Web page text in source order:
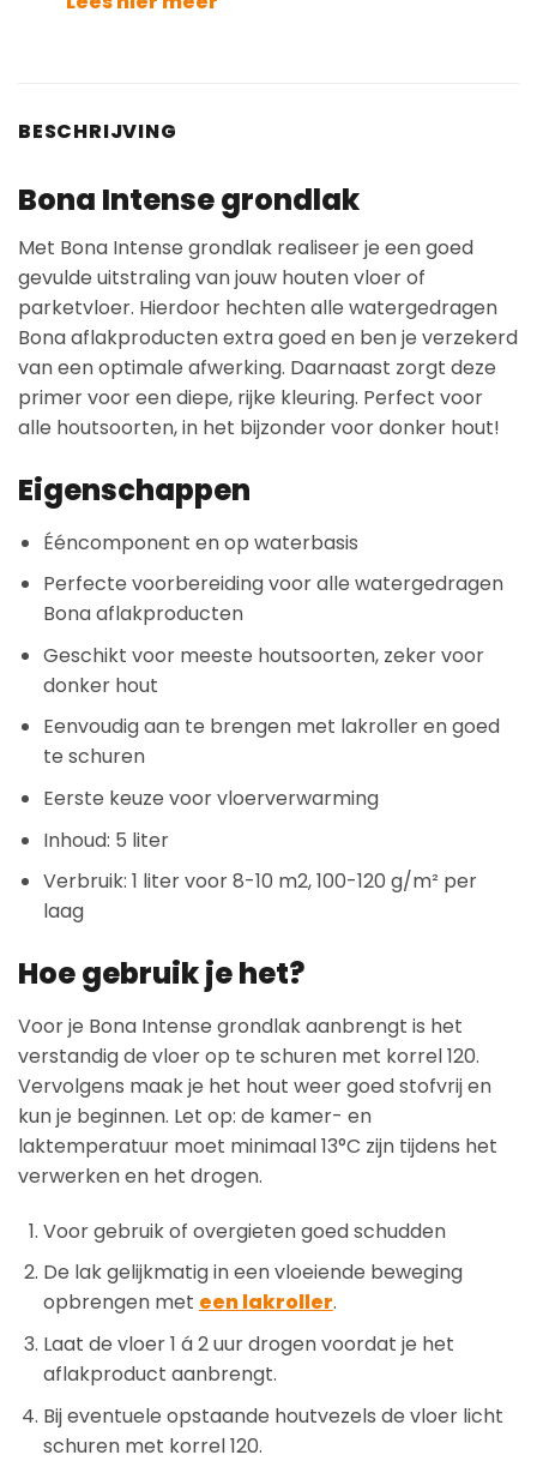
BESCHRIJVING
Bona Intense grondlak
Met Bona Intense grondlak realiseer je een goed
gevulde uitstraling van jouw houten vloer of
parketvloer. Hierdoor hechten alle watergedragen
Bona aflakproducten extra goed en ben je verzekerd
van een optimale afwerking. Daarnaast zorgt deze
primer voor een diepe, rijke kleuring. Perfect voor
alle houtsoorten, in het bijzonder voor donker hout!
Eigenschappen
Ééncomponent en op waterbasis
Perfecte voorbereiding voor alle watergedragen
Bona aflakproducten
Geschikt voor meeste houtsoorten, zeker voor
donker hout
Eenvoudig aan te brengen met lakroller en goed
te schuren
Eerste keuze voor vloerverwarming
Inhoud: 5 liter
Verbruik: 1 liter voor 8-10 m2, 100-120 g/m² per
laag
Hoe gebruik je het?
Voor je Bona Intense grondlak aanbrengt is het
verstandig de vloer op te schuren met korrel 120.
Vervolgens maak je het hout weer goed stofvrij en
kun je beginnen. Let op: de kamer- en
laktemperatuur moet minimaal 13°C zijn tijdens het
verwerken en het drogen.
Voor gebruik of overgieten goed schudden
De lak gelijkmatig in een vloeiende beweging
opbrengen met een lakroller.
Laat de vloer 1 á 2 uur drogen voordat je het
aflakproduct aanbrengt.
Bij eventuele opstaande houtvezels de vloer licht
schuren met korrel 120.